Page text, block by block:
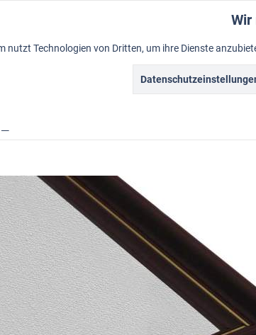
Vintagerahmen Barockrahmen
Wir
nutzt Technologien von Dritten, um ihre Dienste